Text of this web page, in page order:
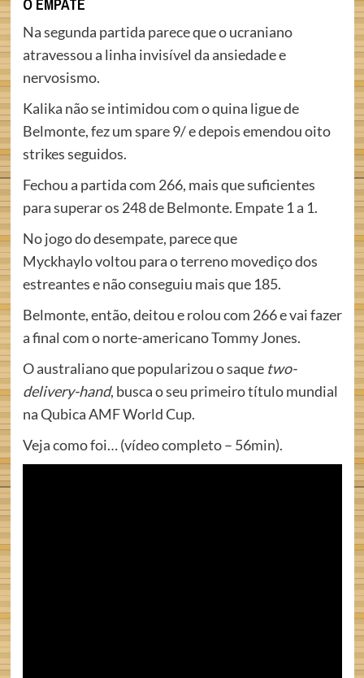
O EMPATE
Na segunda partida parece que o ucraniano
atravessou a linha invisível da ansiedade e
nervosismo.
Kalika não se intimidou com o quina ligue de
Belmonte, fez um spare 9/ e depois emendou oito
strikes seguidos.
Fechou a partida com 266, mais que suficientes
para superar os 248 de Belmonte. Empate 1 a 1.
No jogo do desempate, parece que
Myckhaylo voltou para o terreno movediço dos
estreantes e não conseguiu mais que 185.
Belmonte, então, deitou e rolou com 266 e vai fazer
a final com o norte-americano Tommy Jones.
O australiano que popularizou o saque two-
delivery-hand, busca o seu primeiro título mundial
na Qubica AMF World Cup.
Veja como foi… (vídeo completo – 56min).